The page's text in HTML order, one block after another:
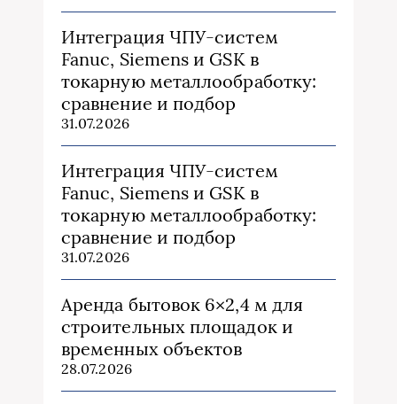
Интеграция ЧПУ-систем
Fanuc, Siemens и GSK в
токарную металлообработку:
сравнение и подбор
31.07.2026
Интеграция ЧПУ-систем
Fanuc, Siemens и GSK в
токарную металлообработку:
сравнение и подбор
31.07.2026
Аренда бытовок 6×2,4 м для
строительных площадок и
временных объектов
28.07.2026